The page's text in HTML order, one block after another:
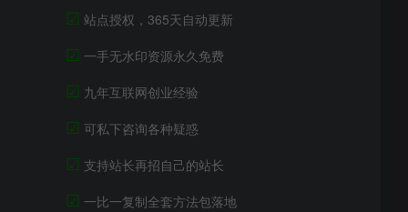
☑ 站点授权，365天自动更新
☑ 一手无水印资源永久免费
☑ 九年互联网创业经验
☑ 可私下咨询各种疑惑
☑ 支持站长再招自己的站长
☑ 一比一复制全套方法包落地